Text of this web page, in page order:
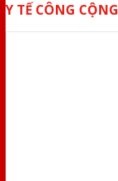
Y TẾ CÔNG CỘNG